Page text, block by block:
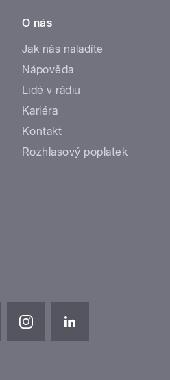
O nás
Jak nás naladíte
Nápověda
Lidé v rádiu
Kariéra
Kontakt
Rozhlasový poplatek